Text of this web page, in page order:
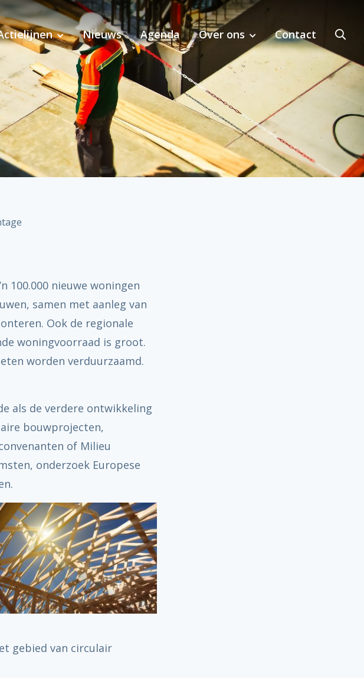
Pilot Ondersteuning bij MKI-toepassing in de regio
Interactieve menukaart hergebruik uit afval – voor gemeenten
Nieuws Agenda Over ons Contact
100.000 nieuwe woningen
samen met aanleg van
Ook de regionale
woningvoorraad is groot.
worden verduurzaamd.
als de verdere ontwikkeling
bouwprojecten,
of Milieu
onderzoek Europese
gebied van circulair